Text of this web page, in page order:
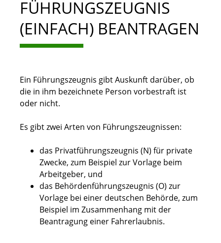
FÜHRUNGSZEUGNIS
(EINFACH) BEANTRAGEN
Ein Führungszeugnis gibt Auskunft darüber, ob
die in ihm bezeichnete Person vorbestraft ist
oder nicht.
Es gibt zwei Arten von Führungszeugnissen:
das Privatführungszeugnis (N) für private
Zwecke, zum Beispiel zur Vorlage beim
Arbeitgeber, und
das Behördenführungszeugnis (O) zur
Vorlage bei einer deutschen Behörde, zum
Beispiel im Zusammenhang mit der
Beantragung einer Fahrerlaubnis.